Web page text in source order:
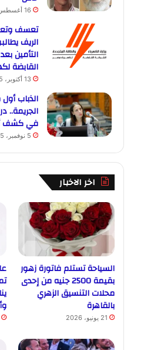
16 أغسطس، 2025
تعسف
الريف
التأمين
القابضة
13 أكتوبر، 2025
الذباب
الجريمة..
في كشف
5 نوفمبر، 2025
اخر الاخبار
السياحة تستلم فاتورة زهور
بقيمة 2500 جنيه من إحدى
محلات التنسيق الزهري
بالقاهرة
21 يونيو، 2026